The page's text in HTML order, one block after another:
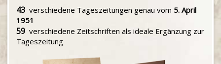
43 verschiedene Tageszeitungen genau vom 5. April
1951
59 verschiedene Zeitschriften als ideale Ergänzung zur
Tageszeitung